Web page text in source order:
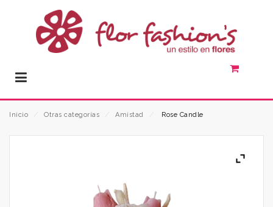
Inicio Otras categorías Amistad Rose Candle